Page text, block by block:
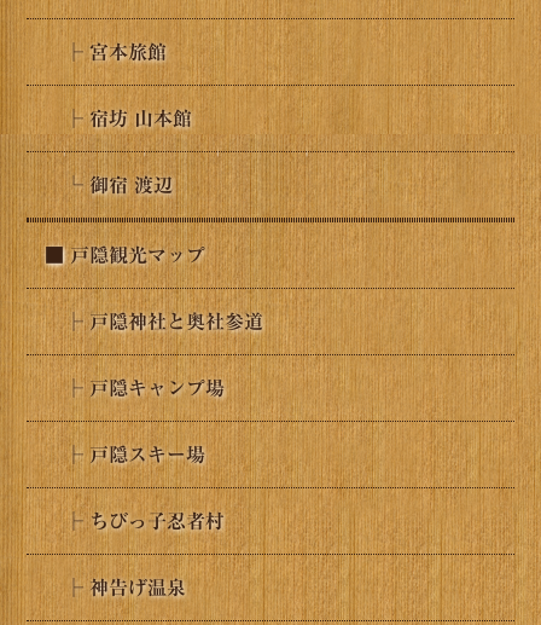
├ 宮本旅館
├ 宿坊 山本館
└ 御宿 渡辺
■ 戸隠観光マップ
├ 戸隠神社と奥社参道
├ 戸隠キャンプ場
├ 戸隠スキー場
├ ちびっ子忍者村
├ 神告げ温泉